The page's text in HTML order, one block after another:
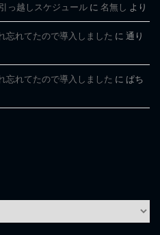
っ越しスケジュール に 名無し より
忘れてたので導入しました に 通り
忘れてたので導入しました に ぱち